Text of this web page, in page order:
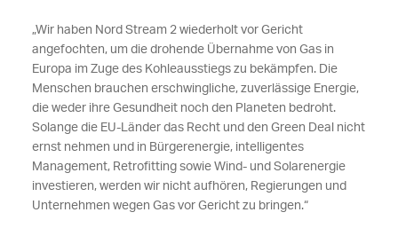
„Wir haben Nord Stream 2 wiederholt vor Gericht
angefochten, um die drohende Übernahme von Gas in
Europa im Zuge des Kohleausstiegs zu bekämpfen. Die
Menschen brauchen erschwingliche, zuverlässige Energie,
die weder ihre Gesundheit noch den Planeten bedroht.
Solange die EU-Länder das Recht und den Green Deal nicht
ernst nehmen und in Bürgerenergie, intelligentes
Management, Retrofitting sowie Wind- und Solarenergie
investieren, werden wir nicht aufhören, Regierungen und
Unternehmen wegen Gas vor Gericht zu bringen.“